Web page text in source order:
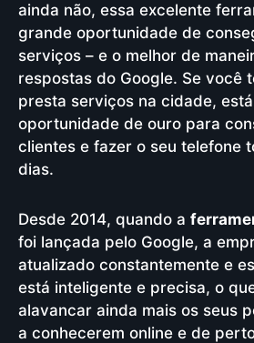
ainda não, essa excelente
grande oportunidade de
serviços – e o melhor de
respostas do Google. Se você
presta serviços na cidade,
oportunidade de ouro para
clientes e fazer o seu telefone
dias.
Desde 2014, quando a
foi lançada pelo Google, a
atualizado constantemente e
está inteligente e precisa, o
alavancar ainda mais os seus
a conhecerem online e de